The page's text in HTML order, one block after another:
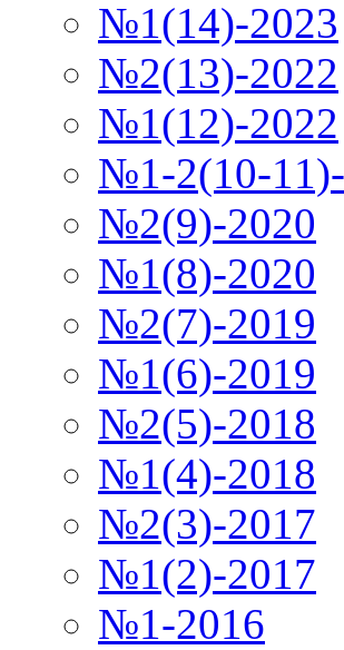
№1(14)-2023
№2(13)-2022
№1(12)-2022
№1-2(10-
№2(9)-2020
№1(8)-2020
№2(7)-2019
№1(6)-2019
№2(5)-2018
№1(4)-2018
№2(3)-2017
№1(2)-2017
№1-2016